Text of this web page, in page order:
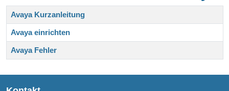
Beiträge
Titel
Avaya Kurzanleitung
Avaya einrichten
Avaya Fehler